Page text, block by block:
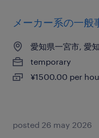
メーカー系の一般
愛知県一宮市, 愛
temporary
¥1500.00 per
posted 26 may 2026